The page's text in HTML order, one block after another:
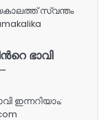
സ്വന്തം
ഭാവി
ഇന്നറിയാം;